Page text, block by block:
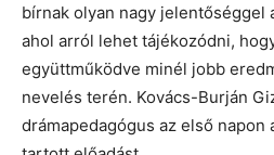
bírnak olyan nagy jelentőséggel
ahol arról lehet tájékozódni,
együttműködve minél jobb
nevelés terén. Kovács-Burján
drámapedagógus az első